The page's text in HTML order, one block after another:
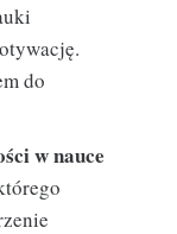
do
w nauce